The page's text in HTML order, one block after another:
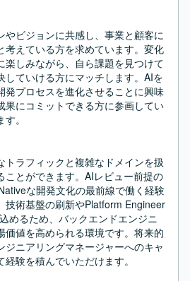
やビジョンに共感し、事業と顧客に
考えている方を求めています。変化
楽しみながら、自ら課題を見つけて
していける方にマッチします。AIを
発プロセスを進化させることに興味
果にコミットできる方に参画してい
。
トラフィックと複雑なドメインを扱
ことができます。AIレビュー前提の
な開発文化の最前線で働く経験
技術基盤の刷新やPlatform Engineer
めるため、バックエンドエンジニ
価値を高められる環境です。将来的
ジニアリングマネージャーへのキャ
験を積んでいただけます。